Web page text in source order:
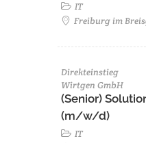
IT
Freiburg im
Direkteinstieg
Wirtgen GmbH
(Senior)
(m/w/d)
IT